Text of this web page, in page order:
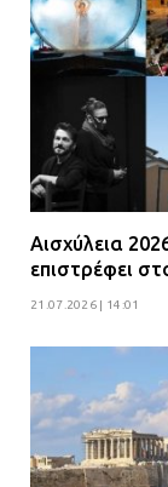
Αισχύλεια
επιστρέφει
21.07.2026 | 14:01